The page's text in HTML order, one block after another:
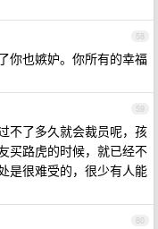
58
你也嫉妒。你所有的幸福
59
不了多久就会裁员呢，孩
买路虎的时候，就已经不
是很难受的，很少有人能
60